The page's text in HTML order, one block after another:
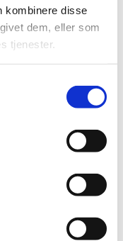
kombinere disse
dem, eller som
tjenester.
for både at spise
og deltage i
og reserver